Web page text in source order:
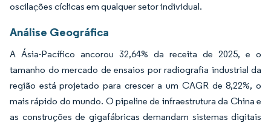
oscilações cíclicas em qualquer setor individual.
Análise Geográfica
A Ásia-Pacífico ancorou 32,64% da receita de 2025, e o
tamanho do mercado de ensaios por radiografia industrial da
região está projetado para crescer a um CAGR de 8,22%, o
mais rápido do mundo. O pipeline de infraestrutura da China e
as construções de gigafábricas demandam sistemas digitais